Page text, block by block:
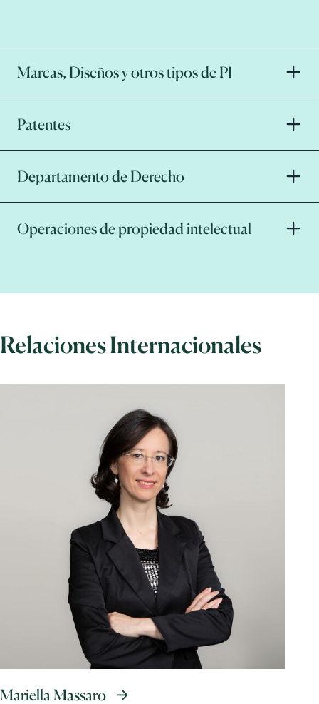
Marcas, Diseños y otros tipos de PI
Patentes
Departamento de Derecho
Operaciones de propiedad intelectual
Relaciones Internacionales
Mariella Massaro